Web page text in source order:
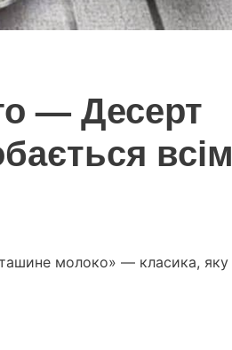
— Десерт
всім
молоко» — класика, яку